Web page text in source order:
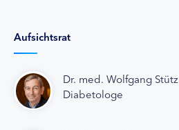
Aufsichtsrat
Dr. med. Wolfgang Stütz
Diabetologe